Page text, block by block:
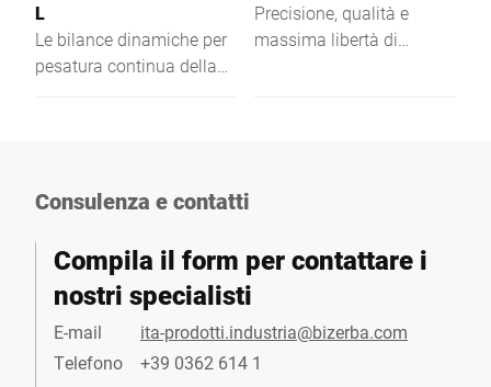
L
Le bilance dinamiche per
pesatura continua della
carichi elevati, la
la bilancia di pesatura
omologate vi assicurano
risultati di pesatura
accurati ed affidabili; il
Vibration Compensation
Precisione, qualità e
massima libertà di
La selezionatrice
ponderale o bilancia di
fornisce risultati precisi e
affidabili con carichi
Consulenza e contatti
Compila il form per contattare i
nostri specialisti
E-mail
ita-prodotti.industria@bizerba.com
Telefono
+39 0362 614 1